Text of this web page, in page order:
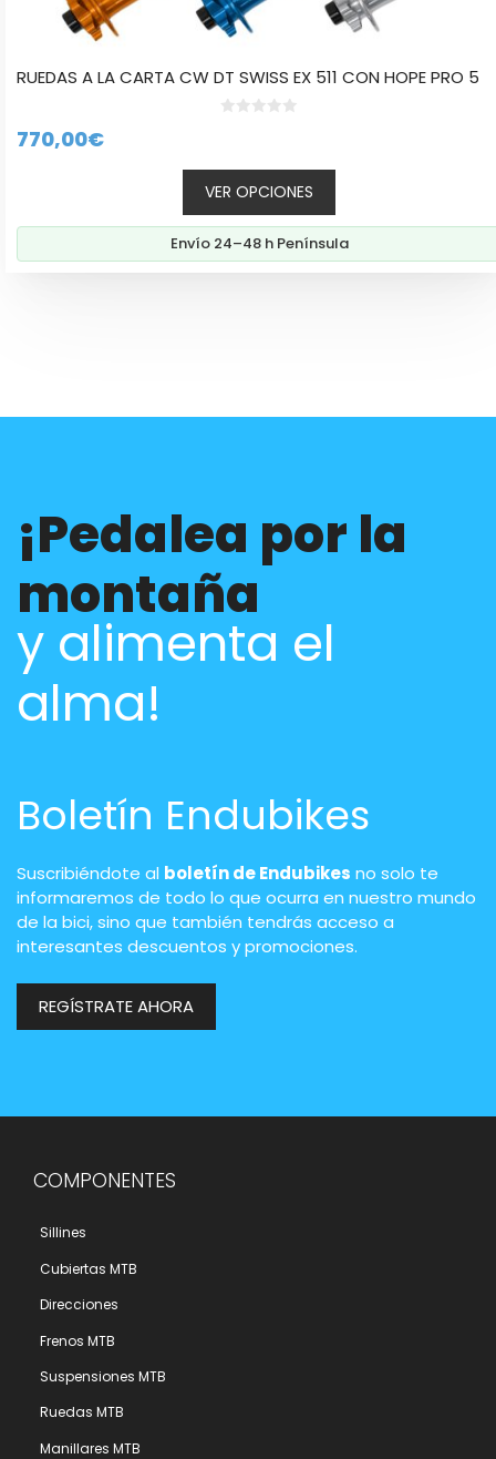
RUEDAS A LA CARTA CW DT SWISS EX 511 CON HOPE PRO 5
770,00€
VER OPCIONES
Envío 24–48 h Península
¡Pedalea por la
montaña
y alimenta el
alma!
Boletín Endubikes
Suscribiéndote al boletín de Endubikes no solo te
informaremos de todo lo que ocurra en nuestro mundo
de la bici, sino que también tendrás acceso a
interesantes descuentos y promociones.
REGÍSTRATE AHORA
COMPONENTES
Sillines
Cubiertas MTB
Direcciones
Frenos MTB
Suspensiones MTB
Ruedas MTB
Manillares MTB